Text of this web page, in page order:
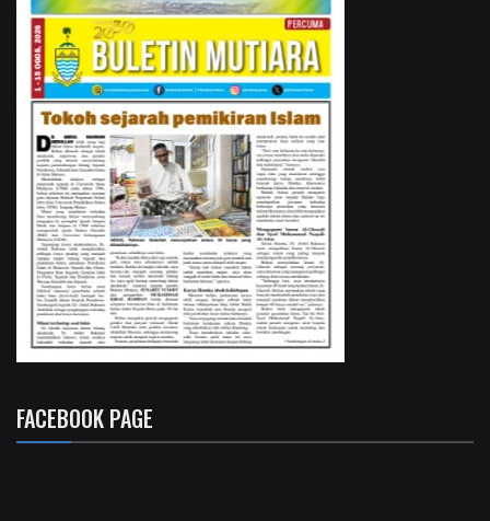
FACEBOOK PAGE